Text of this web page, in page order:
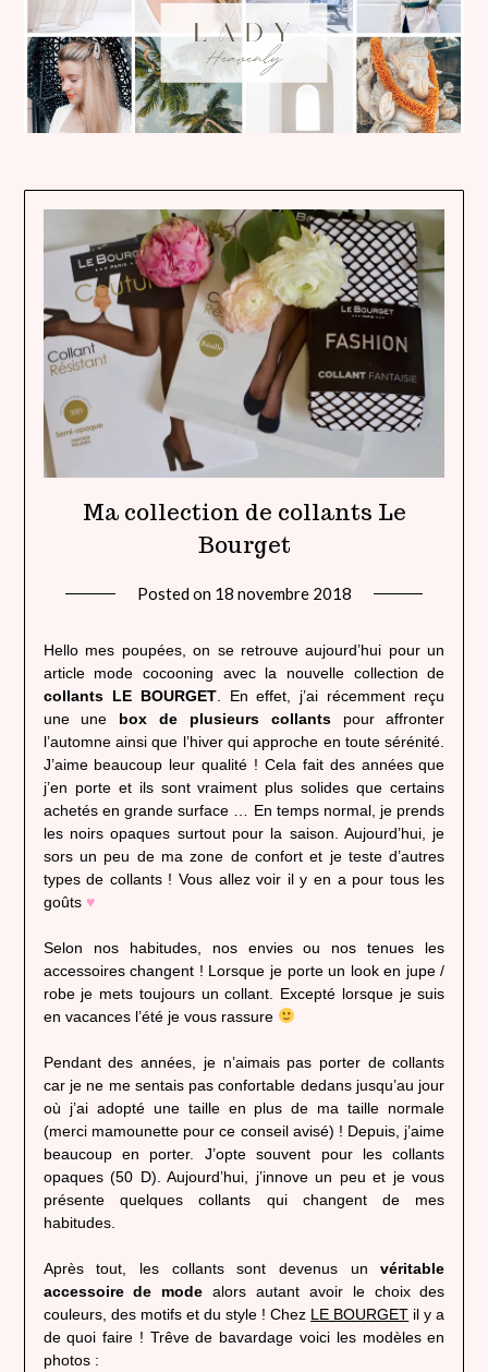
Ma collection de collants Le
Bourget
Posted on 18 novembre 2018
heavenly
Hello mes poupées, on se retrouve aujourd’hui pour un
article mode cocooning avec la nouvelle collection de
collants LE BOURGET. En effet, j’ai récemment reçu
une une box de plusieurs collantspour affronter
l’automne ainsi que l’hiver qui approche en toute sérénité.
J’aime beaucoup leur qualité ! Cela fait des années que
j’en porte et ils sont vraiment plus solides que certains
achetés en grande surface … En temps normal, je prends
les noirs opaques surtout pour la saison. Aujourd’hui, je
sors un peu de ma zone de confort et je teste d’autres
types de collants ! Vous allez voir il y en a pour tous les
goûts ♥
Selon nos habitudes, nos envies ou nos tenues les
accessoires changent ! Lorsque je porte un look en jupe /
robe je mets toujours un collant. Excepté lorsque je suis
en vacances l’été je vous rassure
Pendant des années, je n’aimais pas porter de collants
car je ne me sentais pas confortable dedans jusqu’au jour
où j’ai adopté une taille en plus de ma taille normale
(merci mamounette pour ce conseil avisé) ! Depuis, j’aime
beaucoup en porter. J’opte souvent pour les collants
opaques (50 D). Aujourd’hui, j’innove un peu et je vous
présente quelques collants qui changent de mes
habitudes.
Après tout, les collants sont devenus unvéritable
accessoire de mode alors autant avoir le choix des
couleurs, des motifs et du style ! Chez LE BOURGET il y a
de quoi faire ! Trêve de bavardage voici les modèles en
photos :